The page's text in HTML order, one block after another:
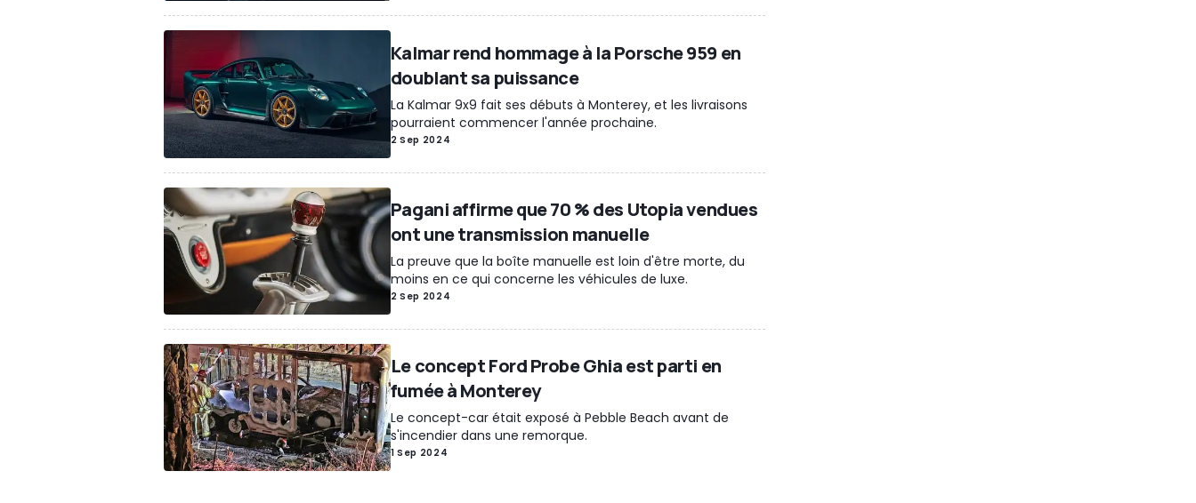
Kalmar rend hommage à la Porsche 959 en
doublant sa puissance
La Kalmar 9x9 fait ses débuts à Monterey, et les livraisons
pourraient commencer l'année prochaine.
2 Sep 2024
Pagani affirme que 70 % des Utopia vendues
ont une transmission manuelle
La preuve que la boîte manuelle est loin d'être morte, du
moins en ce qui concerne les véhicules de luxe.
2 Sep 2024
Le concept Ford Probe Ghia est parti en
fumée à Monterey
Le concept-car était exposé à Pebble Beach avant de
s'incendier dans une remorque.
1 Sep 2024